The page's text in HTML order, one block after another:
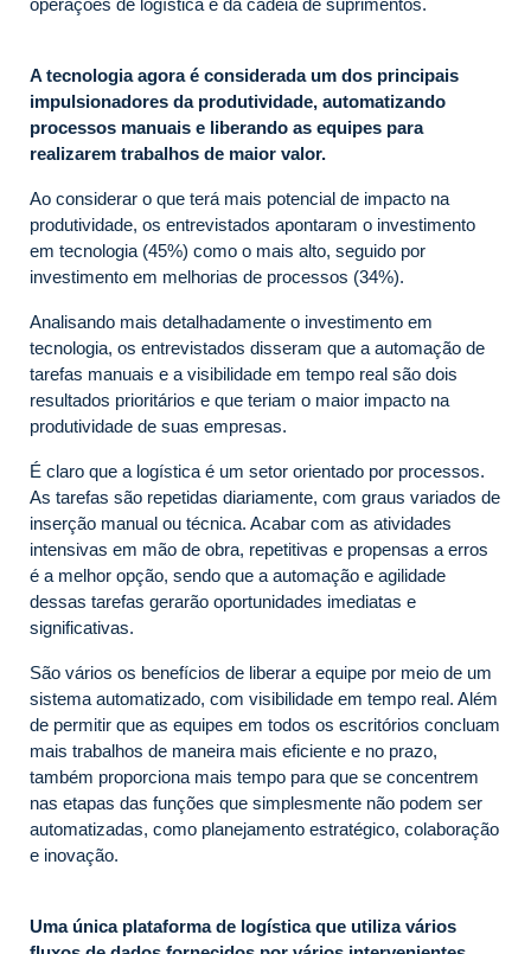
A tecnologia agora é considerada um dos principais
impulsionadores da produtividade, automatizando
processos manuais e liberando as equipes para
realizarem trabalhos de maior valor.
Ao considerar o que terá mais potencial de impacto na
produtividade, os entrevistados apontaram o investimento
em tecnologia (45%) como o mais alto, seguido por
investimento em melhorias de processos (34%).
Analisando mais detalhadamente o investimento em
tecnologia, os entrevistados disseram que a automação de
tarefas manuais e a visibilidade em tempo real são dois
resultados prioritários e que teriam o maior impacto na
produtividade de suas empresas.
É claro que a logística é um setor orientado por processos.
As tarefas são repetidas diariamente, com graus variados de
inserção manual ou técnica. Acabar com as atividades
intensivas em mão de obra, repetitivas e propensas a erros
é a melhor opção, sendo que a automação e agilidade
dessas tarefas gerarão oportunidades imediatas e
significativas.
São vários os benefícios de liberar a equipe por meio de um
sistema automatizado, com visibilidade em tempo real. Além
de permitir que as equipes em todos os escritórios concluam
mais trabalhos de maneira mais eficiente e no prazo,
também proporciona mais tempo para que se concentrem
nas etapas das funções que simplesmente não podem ser
automatizadas, como planejamento estratégico, colaboração
e inovação.
Uma única plataforma de logística que utiliza vários